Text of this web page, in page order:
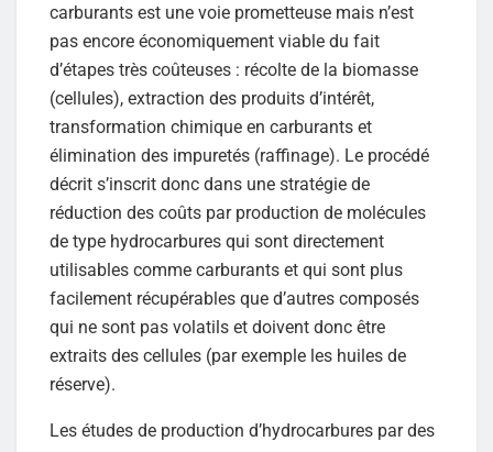
carburants est une voie prometteuse mais n’est
pas encore économiquement viable du fait
d’étapes très coûteuses : récolte de la biomasse
(cellules), extraction des produits d’intérêt,
transformation chimique en carburants et
élimination des impuretés (raffinage). Le procédé
décrit s’inscrit donc dans une stratégie de
réduction des coûts par production de molécules
de type hydrocarbures qui sont directement
utilisables comme carburants et qui sont plus
facilement récupérables que d’autres composés
qui ne sont pas volatils et doivent donc être
extraits des cellules (par exemple les huiles de
réserve).
Les études de production d’hydrocarbures par des